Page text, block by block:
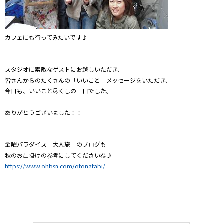
カフェにも行ってみたいです♪
スタジオに素敵なゲストにお越しいただき、
皆さんからのたくさんの「いいこと」メッセージをいただき、
今日も、いいこと尽くしの一日でした。
ありがとうございました！！
金曜パラダイス「大人旅」のブログも
秋のお出掛けの参考にしてくださいね♪
https://www.ohbsn.com/otonatabi/